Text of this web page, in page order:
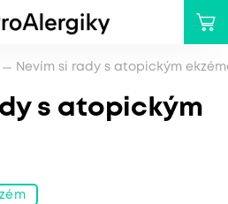
Nevím si rady s atopickým
s atopickým